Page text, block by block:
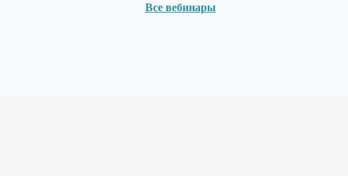
Все вебинары